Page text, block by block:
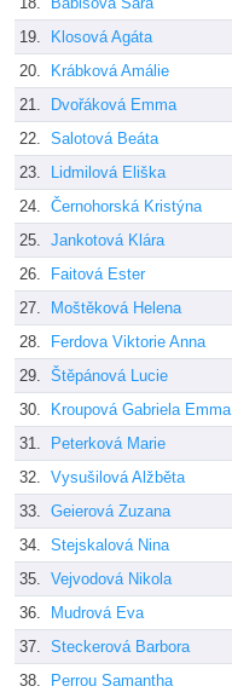
19.
Klosová Agáta
20.
Krábková Amálie
21.
Dvořáková Emma
22. Salotová Beáta
23.
Lidmilová Eliška
24. Černohorská Kristýna
25. Jankotová Klára
26.
Faitová Ester
27.
Moštěková Helena
28.
Ferdova Viktorie Anna
29. Štěpánová Lucie
30.
Kroupová Gabriela Emma
31.
Peterková Marie
32. Vysušilová Alžběta
33. Geierová Zuzana
34. Stejskalová Nina
35. Vejvodová Nikola
36.
Mudrová Eva
37. Steckerová Barbora
38.
Perrou Samantha